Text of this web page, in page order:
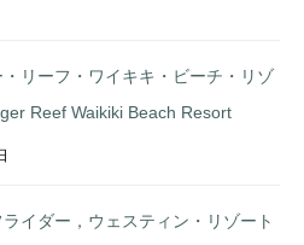
リーフ・ワイキキ・ビーチ・リゾ
Reef Waikiki Beach Resort
イダー，ウェスティン・リゾート